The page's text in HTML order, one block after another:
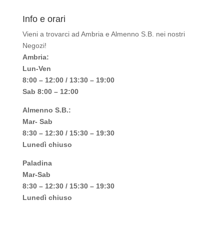
Info e orari
Vieni a trovarci ad Ambria e Almenno S.B. nei nostri
Negozi!
Ambria:
Lun-Ven
8:00 – 12:00 / 13:30 – 19:00
Sab 8:00 – 12:00
Almenno S.B.:
Mar- Sab
8:30 – 12:30 / 15:30 – 19:30
Lunedì chiuso
Paladina
Mar-Sab
8:30 – 12:30 / 15:30 – 19:30
Lunedì chiuso